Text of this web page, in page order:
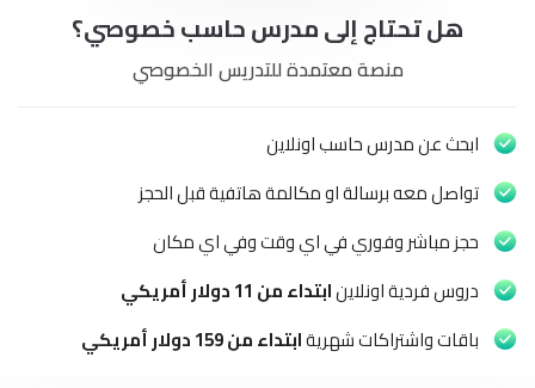
أونلاين
باقات
وطلاب
المدارس
هل تحتاج إلى مدرس حاسب خصوصي؟
منصة معتمدة للتدريس الخصوصي
ابحث عن مدرس حاسب اونلاين
تواصل معه برسالة او مكالمة هاتفية قبل الحجز
حجز مباشر وفوري في اي وقت وفي اي مكان
دروس فردية اونلاينابتداء من 11 دولار أمريكي
باقات واشتراكات شهريةابتداء من 159 دولار أمريكي